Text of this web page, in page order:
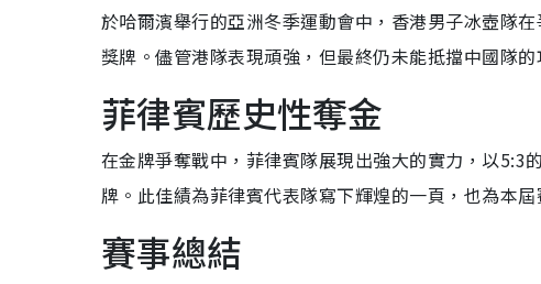
於哈爾濱舉行的亞洲冬季運動會中，香港男子冰壺隊
獎牌。儘管港隊表現頑強，但最終仍未能抵擋中國隊的
菲律賓歷史性奪金
在金牌爭奪戰中，菲律賓隊展現出強大的實力，以5:3
牌。此佳績為菲律賓代表隊寫下輝煌的一頁，也為本
賽事總結